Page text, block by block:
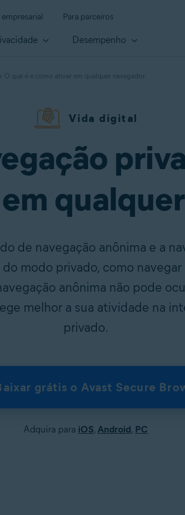
empresarial Para parceiros
Desempenho
O que é e como ativar em qualquer navegador
Vida digital
de navegação anônima e a
modo privado, como
anônima não pode
melhor a sua atividade na
privado.
grátis o Avast Secure
Adquira para iOS, Android, PC